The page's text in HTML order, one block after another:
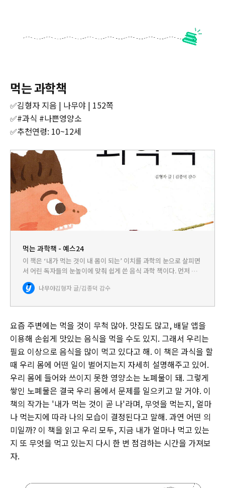
먹는 과학책
✅김형자 지음 | 나무야 | 152쪽
✅#과식 #나쁜영양소
✅추천연령: 10~12세
먹는 과학책 - 예스24
이 책은 ‘내가 먹는 것이 내 몸이 되는’ 이치를 과학의 눈으로 살피면
서 어린 독자들의 눈높이에 맞춰 쉽게 쓴 음식 과학 책이다. 먼저 지
은이는 오래 전 원시시대로 거슬러 올라가 음식이 인류 진화에 어떤
영향을 미쳤는지 설명하면서 이야기의 실마리를 풀어 간다.…
나무야김형자 글/김종덕 감수
요즘 주변에는 먹을 것이 무척 많아. 맛집도 많고, 배달 앱을
이용해 손쉽게 맛있는 음식을 먹을 수도 있지. 그래서 우리는
필요 이상으로 음식을 많이 먹고 있다고 해. 이 책은 과식을 할
때 우리 몸에 어떤 일이 벌어지는지 자세히 설명해주고 있어.
우리 몸에 들어와 쓰이지 못한 영양소는 노폐물이 돼. 그렇게
쌓인 노폐물은 결국 우리 몸에서 문제를 일으키고 말 거야. 이
책의 작가는 '내가 먹는 것이 곧 나'라며, 무엇을 먹는지, 얼마
나 먹는지에 따라 나의 모습이 결정된다고 말해. 과연 어떤 의
미일까? 이 책을 읽고 우리 모두, 지금 내가 얼마나 먹고 있는
지 또 무엇을 먹고 있는지 다시 한 번 점검하는 시간을 가져보
자.